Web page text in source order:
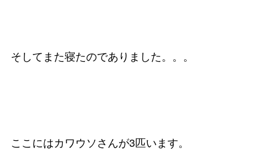
そしてまた寝たのでありました。。。
ここにはカワウソさんが3匹います。